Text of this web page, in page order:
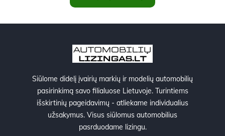
Siūlome didelį įvairių markių ir modelių automobilių
pasirinkimą savo filialuose Lietuvoje. Turintiems
išskirtinių pageidavimų - atliekame individualius
užsakymus. Visus siūlomus automobilius
pasrduodame lizingu.